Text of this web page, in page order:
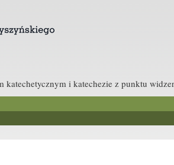
katechetycznym i katechezie z punktu